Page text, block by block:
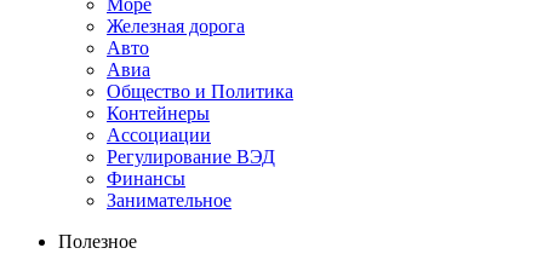
Море
Железная дорога
Авто
Авиа
Общество и Политика
Контейнеры
Ассоциации
Регулирование ВЭД
Финансы
Занимательное
Полезное